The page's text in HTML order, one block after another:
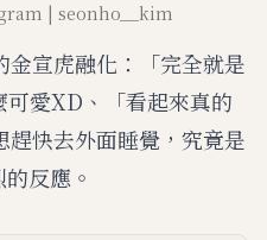
| seonho__kim
宣虎融化：「完全就是
可愛XD、「看起來真的
快去外面睡覺，究竟是
反應。